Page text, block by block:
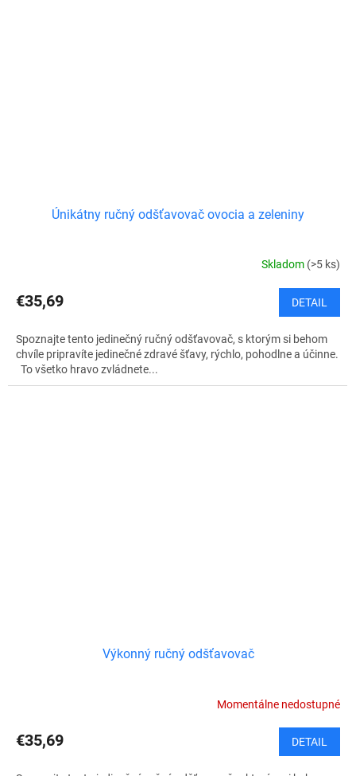
Únikátny ručný odšťavovač ovocia a zeleniny
Skladom (>5 ks)
€35,69 DETAIL
Spoznajte tento jedinečný ručný odšťavovač, s ktorým si behom
chvíle pripravíte jedinečné zdravé šťavy, rýchlo, pohodlne a účinne.
To všetko hravo zvládnete...
Výkonný ručný odšťavovač
Momentálne nedostupné
€35,69 DETAIL